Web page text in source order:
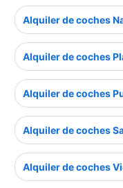
Alquiler de coches
Alquiler de coches
Alquiler de coches
Alquiler de coches
Alquiler de coches